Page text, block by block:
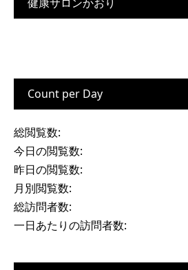
Count per Day
総閲覧数:
今日の閲覧数:
昨日の閲覧数:
月別閲覧数:
総訪問者数:
一日あたりの訪問者数: